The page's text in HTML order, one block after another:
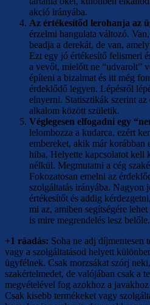
akció irányába.
Az értékesítőd lerohanja az
érzelmi hangulata változó.
beadja a derekát, de van,
Ezt egy jó értékesítő felismeri
a vevőt, mielőtt ne “udvarolt”
építeni a bizalmat és itt még
érdeklődő legyen. Lépésről
elnyerni. Statisztikák szerint az
alkalom között születik.
Véglegesen elfogadni egy
lelombozza a kudarca, ezért
embereket, akik már korábban
hiba. Helyette kapcsolatot kell
nélkül. Megmutatni a cég
Fokozatosan emelni az
szolgáltatás irányába. Nagyon
értékesítőt és addig
mi az, amiben segítségére
is mire megrendelés lesz belőle.
+1 ráadás: Soha ne adj díjmentesen
vagy a szolgáltatásod helyett
ügyfélnek. Csak morzsákat szórj
szakértelmedet, de valójában csak a
megvételével fog azokhoz a
Csak kisebb termékeket vagy